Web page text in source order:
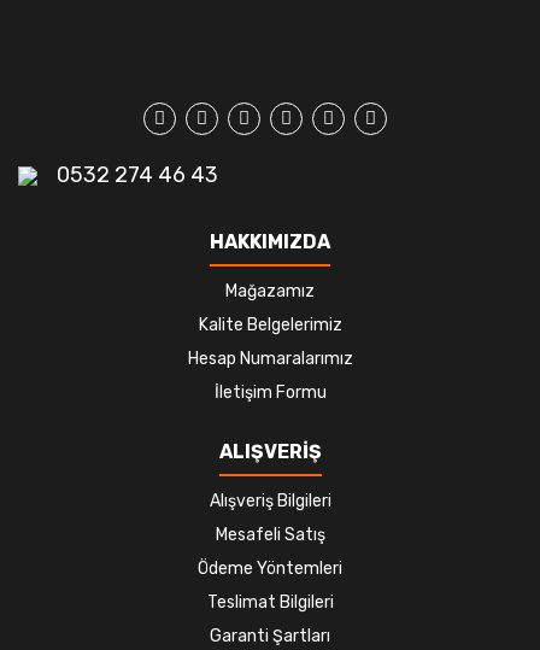
0532 274 46 43
HAKKIMIZDA
Mağazamız
Kalite Belgelerimiz
Hesap Numaralarımız
İletişim Formu
ALIŞVERİŞ
Alışveriş Bilgileri
Mesafeli Satış
Ödeme Yöntemleri
Teslimat Bilgileri
Garanti Şartları